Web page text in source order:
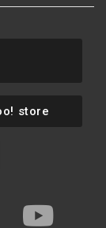
store